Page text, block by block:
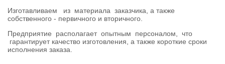
Изготавливаем из материала заказчика, а также
собственного - первичного и вторичного.
Предприятие располагает опытным персоналом, что
гарантирует качество изготовления, а также короткие сроки
исполнения заказа.